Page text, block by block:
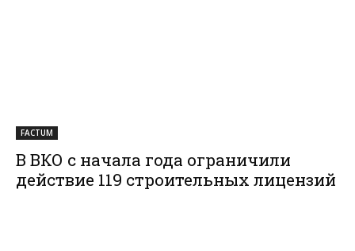
FACTUM
В ВКО с начала года ограничили
действие 119 строительных лицензий